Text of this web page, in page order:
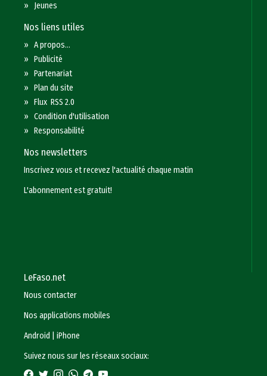
» Jeunes
Nos liens utiles
»A propos...
»Publicité
»Partenariat
»Plan du site
»Flux RSS 2.0
»Condition d'utilisation
»Responsabilité
Nos newsletters
Inscrivez vous et recevez l'actualité chaque matin
L'abonnement est gratuit!
LeFaso.net
Nous contacter
Nos applications mobiles
Android
|iPhone
Suivez nous sur les réseaux sociaux: